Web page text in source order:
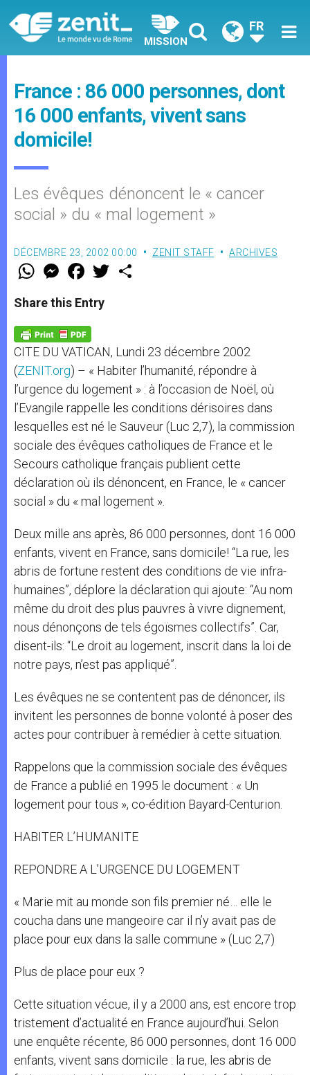
MISSION
FR
France : 86 000 personnes, dont
16 000 enfants, vivent sans
domicile!
Les évêques dénoncent le « cancer
social » du « mal logement »
DÉCEMBRE 23, 2002 00:00 ZENIT STAFF ARCHIVES
W
t
s
p
p
M
e
s
e
g
e
r
F
a
e
b
o
k
w
Share this Entry
CITE DU VATICAN, Lundi 23 décembre 2002
(ZENIT.org) – « Habiter l’humanité, répondre à
l’urgence du logement » : à l’occasion de Noël, où
l’Evangile rappelle les conditions dérisoires dans
lesquelles est né le Sauveur (Luc 2,7), la commission
sociale des évêques catholiques de France et le
Secours catholique français publient cette
déclaration où ils dénoncent, en France, le « cancer
social » du « mal logement ».
Deux mille ans après, 86 000 personnes, dont 16 000
enfants, vivent en France, sans domicile! “La rue, les
abris de fortune restent des conditions de vie infra-
humaines”, déplore la déclaration qui ajoute: “Au nom
même du droit des plus pauvres à vivre dignement,
nous dénonçons de tels égoïsmes collectifs”. Car,
disent-ils: “Le droit au logement, inscrit dans la loi de
notre pays, n’est pas appliqué”.
Les évêques ne se contentent pas de dénoncer, ils
invitent les personnes de bonne volonté à poser des
actes pour contribuer à remédier à cette situation.
Rappelons que la commission sociale des évêques
de France a publié en 1995 le document : « Un
logement pour tous », co-édition Bayard-Centurion.
HABITER L’HUMANITE
REPONDRE A L’URGENCE DU LOGEMENT
« Marie mit au monde son fils premier né… elle le
coucha dans une mangeoire car il n’y avait pas de
place pour eux dans la salle commune » (Luc 2,7)
Plus de place pour eux ?
Cette situation vécue, il y a 2000 ans, est encore trop
tristement d’actualité en France aujourd’hui. Selon
une enquête récente, 86 000 personnes, dont 16 000
enfants, vivent sans domicile : la rue, les abris de